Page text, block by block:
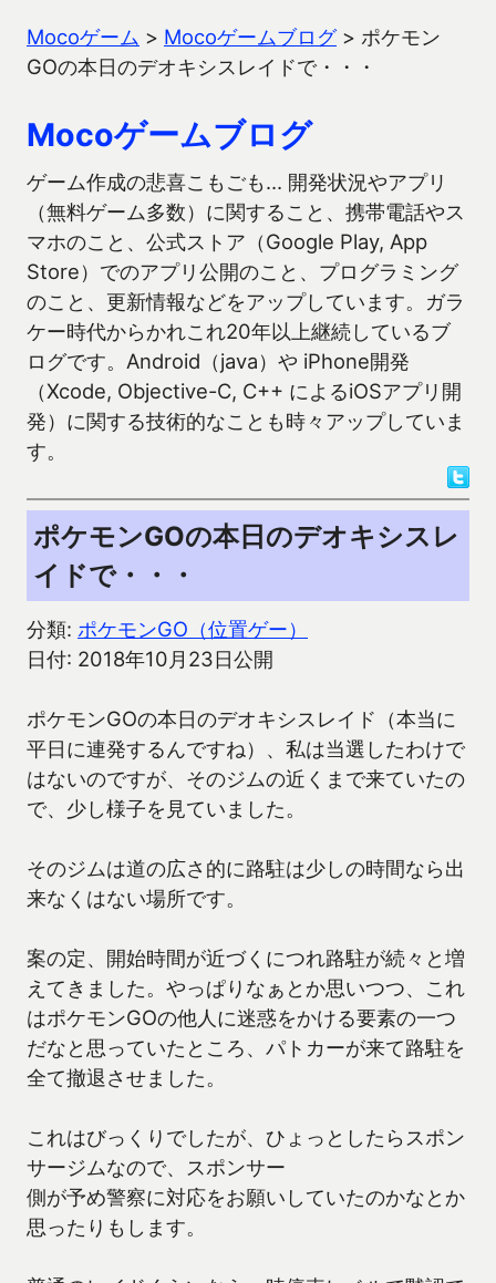
Mocoゲーム > Mocoゲームブログ> ポケモン
GOの本日のデオキシスレイドで・・・
Mocoゲームブログ
ゲーム作成の悲喜こもごも… 開発状況やアプリ
（無料ゲーム多数）に関すること、携帯電話やス
マホのこと、公式ストア（Google Play, App
Store）でのアプリ公開のこと、プログラミング
のこと、更新情報などをアップしています。ガラ
ケー時代からかれこれ20年以上継続しているブ
ログです。Android（java）や iPhone開発
（Xcode, Objective-C, C++ によるiOSアプリ開
発）に関する技術的なことも時々アップしていま
す。
ポケモンGOの本日のデオキシスレ
イドで・・・
分類: ポケモンGO（位置ゲー）
日付: 2018年10月23日公開
ポケモンGOの本日のデオキシスレイド（本当に
平日に連発するんですね）、私は当選したわけで
はないのですが、そのジムの近くまで来ていたの
で、少し様子を見ていました。
そのジムは道の広さ的に路駐は少しの時間なら出
来なくはない場所です。
案の定、開始時間が近づくにつれ路駐が続々と増
えてきました。やっぱりなぁとか思いつつ、これ
はポケモンGOの他人に迷惑をかける要素の一つ
だなと思っていたところ、パトカーが来て路駐を
全て撤退させました。
これはびっくりでしたが、ひょっとしたらスポン
サージムなので、スポンサー
側が予め警察に対応をお願いしていたのかなとか
思ったりもします。